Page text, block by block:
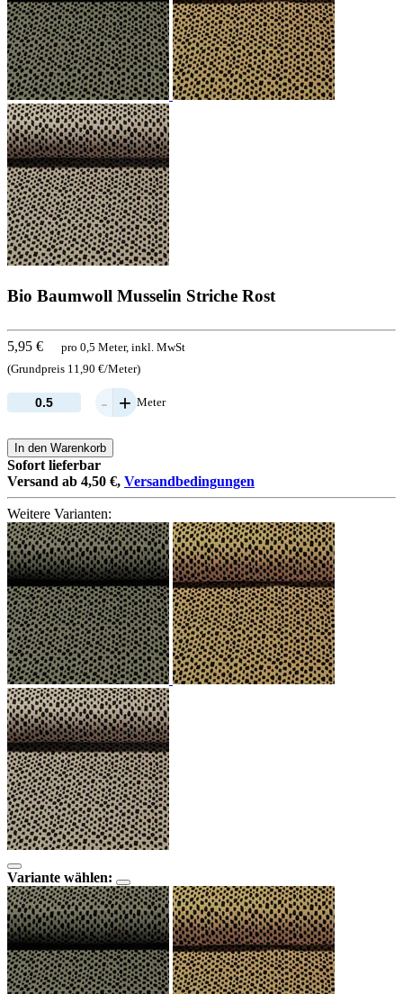
Bio Baumwoll Musselin Striche Rost
5,95 €
pro 0,5 Meter, inkl. MwSt
(Grundpreis 11,90 €/Meter)
- + Meter
In den Warenkorb
Sofort lieferbar
Versand ab 4,50 €, Versandbedingungen
Weitere Varianten:
Variante wählen: